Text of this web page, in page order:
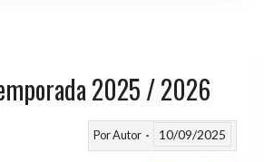
2025 / 2026
PorAutor 10/09/2025